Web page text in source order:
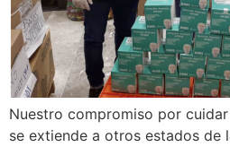
Nuestro compromiso por
se extiende a otros estados de